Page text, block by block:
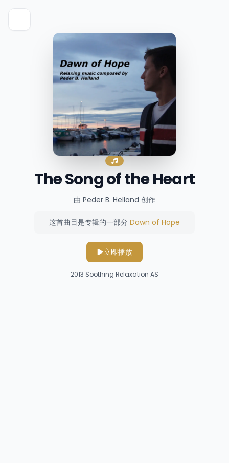
The Song of the Heart
由 Peder B. Helland 创作
这首曲目是专辑的一部分 Dawn of Hope
立即播放
2013 Soothing Relaxation AS